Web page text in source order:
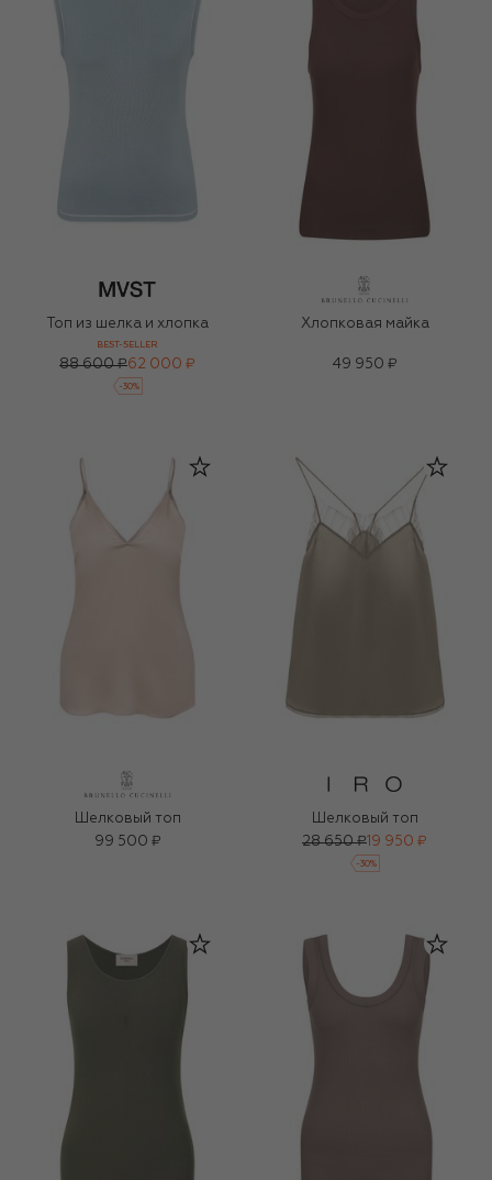
Топ из шелка и хлопка
BEST-SELLER
88 600 ₽62 000 ₽
-30%
Хлопковая майка
49 950 ₽
Шелковый топ
99 500 ₽
Шелковый топ
28 650 ₽ 19 950 ₽
-30%